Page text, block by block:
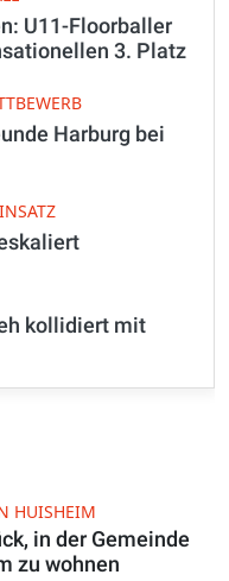
U11-Floorballer
3. Platz
Harburg bei
kollidiert mit
HUISHEIM
in der Gemeinde
zu wohnen